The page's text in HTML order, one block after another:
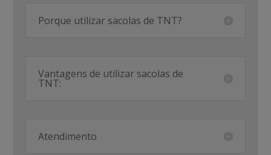
Porque utilizar sacolas de TNT?
Vantagens de utilizar sacolas de
TNT:
Atendimento